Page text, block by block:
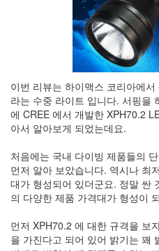
이번 리뷰는 하이맥스 코리아에서
라는 수중 라이트 입니다. 서핑을
에 CREE 에서 개발한 XPH70.2
아서 알아보게 되었는데요.
처음에는 국내 다이빙 제품들의
먼저 알아 보았습니다. 역시나 최
대가 형성되어 있더군요. 정말 싼
의 다양한 제품 가격대가 형성이
먼저 XPH70.2 에 대한 규격을 보
을 가진다고 되어 있어 밝기는 꽤
전
체
192
주
절
주
절
30
군
이
11